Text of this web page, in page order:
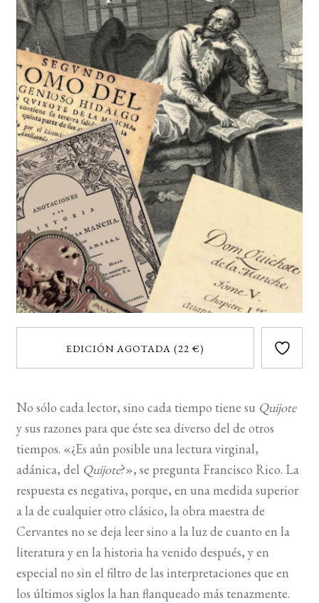
BUSCAR
LISTA DE LIBROS
EDICIÓN AGOTADA (22 €)
No sólo cada lector, sino cada tiempo tiene su Quijote
y sus razones para que éste sea diverso del de otros
tiempos. «¿Es aún posible una lectura virginal,
adánica, del Quijote?», se pregunta Francisco Rico. La
respuesta es negativa, porque, en una medida superior
a la de cualquier otro clásico, la obra maestra de
Cervantes no se deja leer sino a la luz de cuanto en la
literatura y en la historia ha venido después, y en
especial no sin el filtro de las interpretaciones que en
los últimos siglos la han flanqueado más tenazmente.